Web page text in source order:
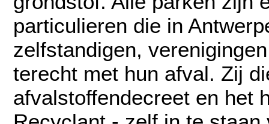
particulieren die in
zelfstandigen,
terecht met hun afval. Zij
afvalstoffendecreet en het